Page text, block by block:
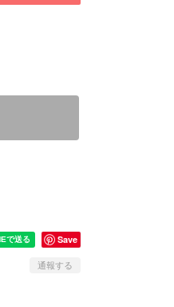
Save
通報する